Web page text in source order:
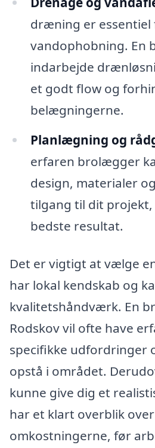
dræning er
vandophobning. En
indarbejde
et godt flow og
belægningerne.
Planlægning og
erfaren brolægger
design, materialer
tilgang til dit
bedste resultat.
Det er vigtigt at vælge
har lokal kendskab og
kvalitetshåndværk. En
Rodskov vil ofte have
specifikke udfordringer
opstå i området.
kunne give dig et
har et klart overblik over
omkostningerne, før